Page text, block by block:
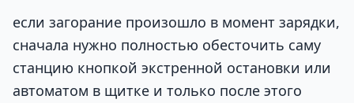
если загорание произошло в момент зарядки,
сначала нужно полностью обесточить саму
станцию кнопкой экстренной остановки или
автоматом в щитке и только после этого